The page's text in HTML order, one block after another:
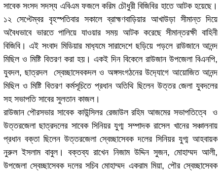
সাবেক সংসদ সদস্য এবিএম ফজলে করিম চৌধুরী বিজিবির হাতে আটক হয়েছে।
১২ সেপ্টেম্বর বৃহস্পতিবার সকালে ব্রাহ্মণবাড়িয়ার আখাউড়া সীমান্ত দিয়ে
অবৈধভাবে ভারতে পালিয়ে যাওয়ার সময় আটক করেছে সীমান্তরক্ষী বাহিনী
বিজিবি। এই সংবাদ মিডিয়ার মাধ‍্যমে সারাদেশে ছড়িয়ে পড়লে রাউজানে আনন্দ
মিছিল ও মিষ্টি বিতরণ করা হয়। একই দিন বিকেলে রাউজান উপজেলা বিএনপি,
যুবদল, ছাত্রদল স্বেচ্ছাসেবকদল ও অঙ্গসংগঠনের উদ‍্যোগে আয়োজিত আনন্দ
মিছিল ও মিষ্টি বিতরণ কর্মসূচিতে প্রধান অতিথি ছিলেন উত্তর জেলা যুবদলের
সহ সভাপতি সাবের সুলতান কাজল।
রাউজান পৌরসভার সাবেক কাউন্সিলর রেজাউল রহিম আজমের সভাপতিত্বে ও
উত্তরজেলা ছাত্রদলের সাবেক সিনিয়র যুগ্ম সম্পাদক রাসেল খানের সঞ্চালনায়
প্রধান বক্তা ছিলেন উত্তরজেলা স্বেচ্ছাসেবক দলের সিনিয়র যুগ্ম আহবায়ক
নুরুল ইসলাম বাবুল। বক্তব্য রাখেন নিজাম উদ্দিন সুজন, মোহাম্মদ আলী,
উপজেলা স্বেচ্ছাসেবক দলের সচিব মোহাম্মদ একরাম মিয়া, পৌর স্বেচ্ছাসেবক